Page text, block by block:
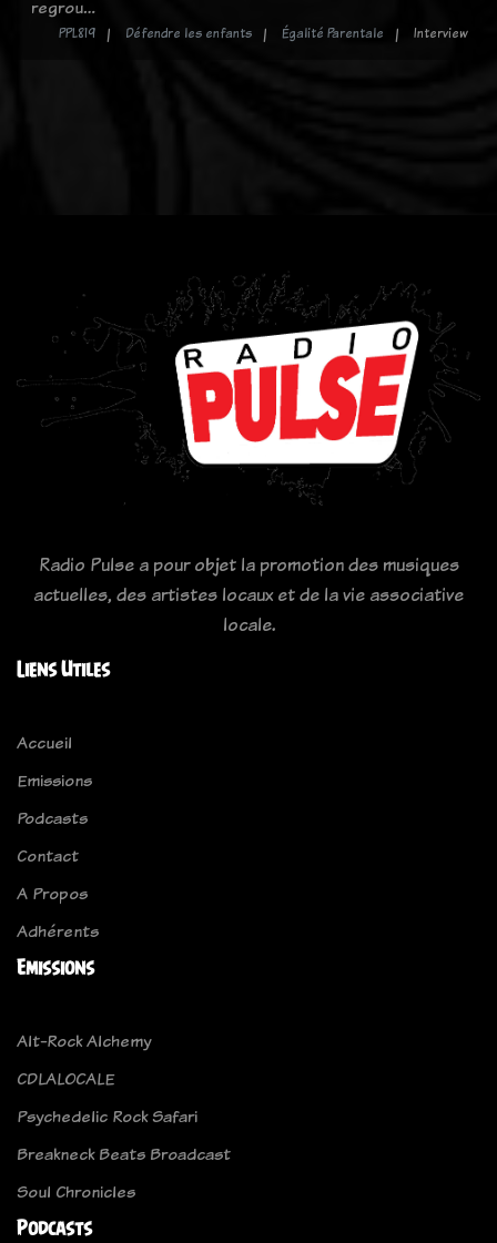
regrou…
PPL819 Défendre les enfants Égalité Parentale Interview
Radio Pulse a pour objet la promotion des musiques
actuelles, des artistes locaux et de la vie associative
locale.
Liens Utiles
Accueil
Emissions
Podcasts
Contact
A Propos
Adhérents
Emissions
Alt-Rock Alchemy
CDLALOCALE
Psychedelic Rock Safari
Breakneck Beats Broadcast
Soul Chronicles
Podcasts